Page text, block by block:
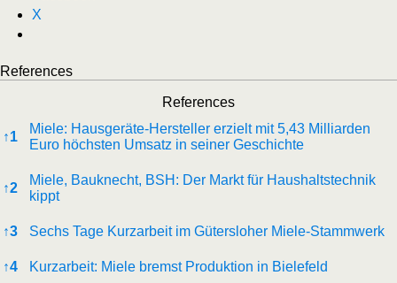
X
References
References
↑1
Miele: Hausgeräte-Hersteller erzielt mit 5,43 Milliarden
Euro höchsten Umsatz in seiner Geschichte
↑2
Miele, Bauknecht, BSH: Der Markt für Haushaltstechnik
kippt
↑3 Sechs Tage Kurzarbeit im Gütersloher Miele-Stammwerk
↑4 Kurzarbeit: Miele bremst Produktion in Bielefeld